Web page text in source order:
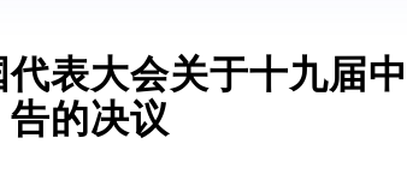
表大会关于十九届
告的决议